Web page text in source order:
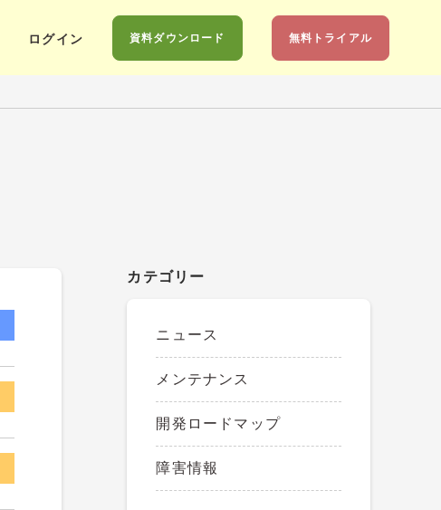
ログイン 資料ダウンロード 無料トライアル
カテゴリー
ニュース
メンテナンス
開発ロードマップ
障害情報